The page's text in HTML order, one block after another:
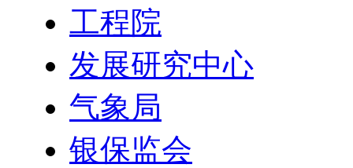
工程院
发展研究中心
气象局
银保监会